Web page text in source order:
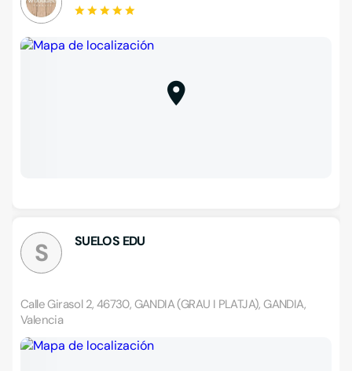
S SUELOS EDU
Calle Girasol 2, 46730, GANDIA (GRAU I PLATJA), GANDIA,
Valencia